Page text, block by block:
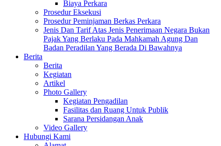
Biaya Perkara
Prosedur Eksekusi
Prosedur Peminjaman Berkas Perkara
Jenis Dan Tarif Atas Jenis Penerimaan Negara Bukan
Pajak Yang Berlaku Pada Mahkamah Agung Dan
Badan Peradilan Yang Berada Di Bawahnya
Berita
Berita
Kegiatan
Artikel
Photo Gallery
Kegiatan Pengadilan
Fasilitas dan Ruang Untuk Publik
Sarana Persidangan Anak
Video Gallery
Hubungi Kami